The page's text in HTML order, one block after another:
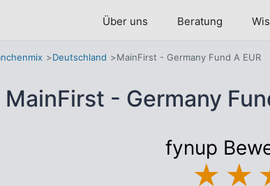
Über uns Beratung
Deutschland MainFirst - Germany Fund A EUR
MainFirst - Germany
fynup
★ ★